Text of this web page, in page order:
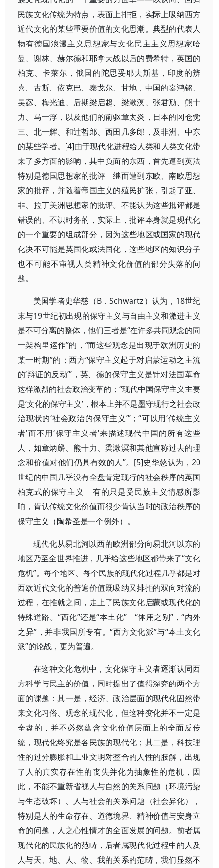
民族文化传统为特点，表面上排拒，实际上吸纳西方
近代文化的某些重要价值的文化思潮。典型的代表人
物有德国浪漫主义思想家与文化民主主义思想家哈
曼、谢林、赫尔德和耶拿大战以后的费希特，英国的
柏克、卡莱尔，俄国的陀思妥耶夫斯基，印度的辨
喜、古斯、依克巴、泰戈尔、甘地，中国的辜鸿铭、
吴宓、梅光迪、后期梁启超、梁漱溟、张君劢、熊十
力、马一浮，以及他们的前驱章太炎，日本的冈仓觉
三、北一辉、和辻哲郎、西田几多郎，及非洲、中东
的某些学者。[4]由于现代化进程给人类和人类文化带
来了多方面的影响，其中负面的东西，首先遭到英法
特别是德国思想家的批评，继而遭到东欧、南欧思想
家的批评，并随着帝国主义的殖民扩张，引起了亚、
非、拉丁美洲思想家的批评。不能认为这些批评都是
错误的、不识时务的，实际上，批评本身就是现代化
的一个重要的组成部分，因为这些地区或国家的现代
化决不可能是英国化或法国化，这些地区的知识分子
也不可能不审视人类精神文化价值的部分失落的问
题。
美国学者史华慈（B．Schwartz）认为，18世纪
末与19世纪初出现的保守主义与自由主义和激进主义
是不可分离的整体，他们三者是“在许多共同观念的同
一架构里运作”的，“而这些观念是出现于欧洲历史的
某一时期”的；西方“保守主义起于对启蒙运动之主流
的‘辩证的反动’”，英、德的保守主义是针对法国革命
这样激烈的社会政治变革的；“现代中国保守主义主要
是‘文化的保守主义’，根本上并不是墨守现行之社会政
治现状的‘社会政治的保守主义’”；“可以用‘传统主义
者’而不用‘保守主义者’来描述现代中国的所有这些
人，如章炳麟、熊十力、梁漱溟和其他宣称过去的理
念和价值对他们仍具有效的人”。[5]史华慈认为，20
世纪的中国几乎没有全盘肯定现行的社会秩序的英国
柏克式的保守主义，有的只是受民族主义情感所影
响，肯认传统文化价值而很少肯认当时的政治秩序的
保守主义（陶希圣是一个例外）。
现代化从易北河以西的欧洲部分向易北河以东的
地区乃至全世界推进，几乎给这些地区都带来了“文化
危机”。每个地区、每个民族的现代化过程几乎都是对
西欧近代文化的普遍价值既吸纳又排拒的双向对流的
过程，在推就之间，走上了民族文化启蒙或现代化的
特殊道路。“西化”还是“本土化”，“体用之别”，“内外
之异”，并非我国所专有。“西方文化派”与“本土文化
派”的论战，更为普遍。
在这种文化危机中，文化保守主义者逐渐认同西
方科学与民主的价值，同时提出了值得深究的两个方
面的课题：其一是，经济、政治层面的现代化固然带
来文化习俗、观念的现代化，但这种变化并不一定是
全盘的，并不必然蕴含文化价值层面上的全面反传
统，现代化终究是各民族的现代化；其二是，科技理
性的过分膨胀和工业文明对整合的人性的肢解，出现
了人的真实存在性的丧失并化为抽象性的危机，因
此，不能不重新省视人与自然的关系问题（环境污染
与生态破坏）、人与社会的关系问题（社会异化），
特别是人的生命存在、道德境界、精神价值与安身立
命的问题，人之心性情才的全面发展的问题。前者属
现代化的民族化的范畴，后者属现代化过程中的人及
人与天、地、人、物、我的关系的范畴，我们显然不